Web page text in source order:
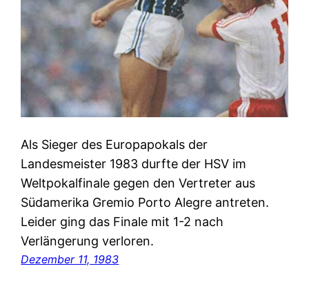
Als Sieger des Europapokals der
Landesmeister 1983 durfte der HSV im
Weltpokalfinale gegen den Vertreter aus
Südamerika Gremio Porto Alegre antreten.
Leider ging das Finale mit 1-2 nach
Verlängerung verloren.
Dezember 11, 1983